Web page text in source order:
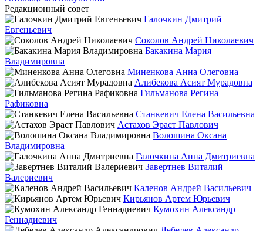
Редакционный совет
Галочкин Дмитрий
Евгеньевич
Соколов Андрей Николаевич
Бакакина Мария
Владимировна
Миненкова Анна Олеговна
Алибекова Асият Мурадовна
Гильманова Регина
Рафиковна
Станкевич Елена Васильевна
Астахов Эраст Павлович
Волошина Оксана
Владимировна
Галочкина Анна Дмитриевна
Завертнев Виталий
Валериевич
Каленов Андрей Васильевич
Кирьянов Артем Юрьевич
Кумохин Александр
Геннадиевич